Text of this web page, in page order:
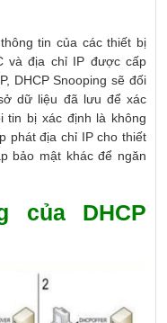
tin của các thiết bị
và địa chỉ IP được cấp
DHCP Snooping sẽ đối
dữ liệu đã lưu để xác
tin bị xác định là không
phát địa chỉ IP cho thiết
bảo mật khác để ngăn
của DHCP